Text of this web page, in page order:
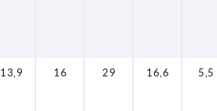
13,9 16 29 16,6 5,5